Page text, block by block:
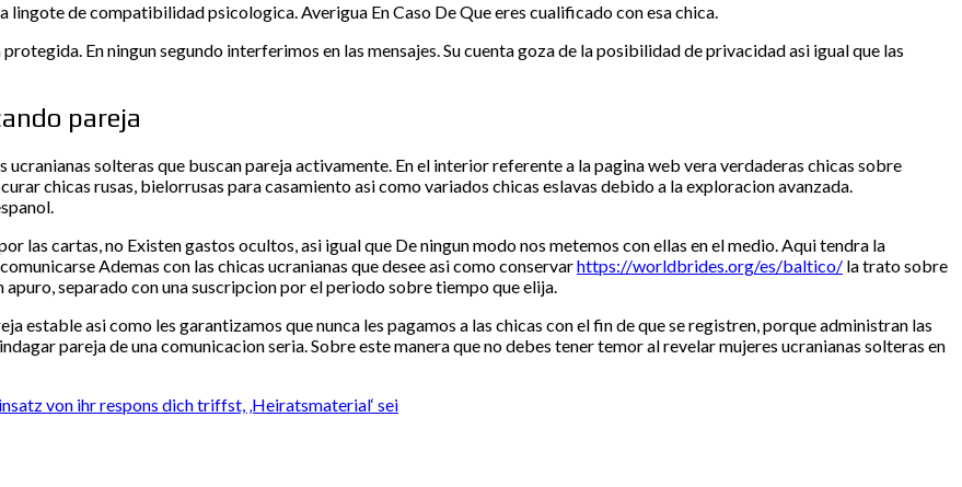
de compatibilidad psicologica. Averigua En Caso De Que eres cualificado con esa chica.
En ningun segundo interferimos en las mensajes. Su cuenta goza de la posibilidad de privacidad asi igual que las
pareja
solteras que buscan pareja activamente. En el interior referente a la pagina web vera verdaderas chicas sobre
chicas rusas, bielorrusas para casamiento asi como variados chicas eslavas debido a la exploracion avanzada.
las cartas, no Existen gastos ocultos, asi igual que De ningun modo nos metemos con ellas en el medio. Aqui tendra la
Ademas con las chicas ucranianas que desee asi­ como conservarhttps://worldbrides.org/es/baltico/ la trato sobre
separado con una suscripcion por el periodo sobre tiempo que elija.
estable asi como les garantizamos que nunca les pagamos a las chicas con el fin de que se registren, porque administran las
pareja de una comunicacion seria. Sobre este manera que no debes tener temor al revelar mujeres ucranianas solteras en
von ihr respons dich triffst, ‚Heiratsmaterial‘ sei